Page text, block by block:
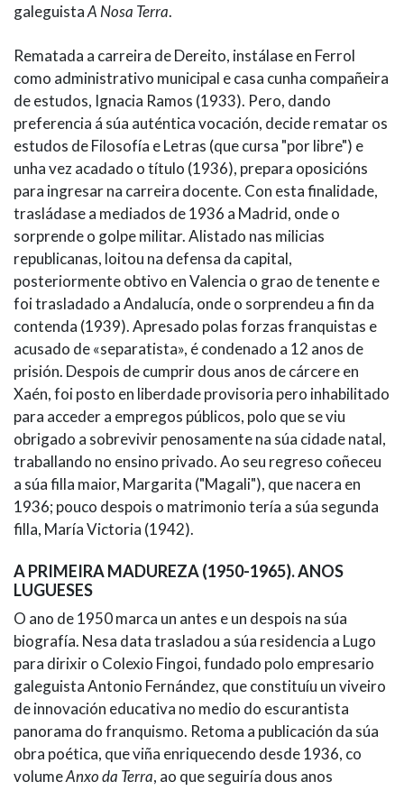
galeguistaA Nosa Terra.
Rematada a carreira de Dereito, instálase en Ferrol
como administrativo municipal e casa cunha compañeira
de estudos, Ignacia Ramos (1933). Pero, dando
preferencia á súa auténtica vocación, decide rematar os
estudos de Filosofía e Letras (que cursa "por libre") e
unha vez acadado o título (1936), prepara oposicións
para ingresar na carreira docente. Con esta finalidade,
trasládase a mediados de 1936 a Madrid, onde o
sorprende o golpe militar. Alistado nas milicias
republicanas, loitou na defensa da capital,
posteriormente obtivo en Valencia o grao de tenente e
foi trasladado a Andalucía, onde o sorprendeu a fin da
contenda (1939). Apresado polas forzas franquistas e
acusado de «separatista», é condenado a 12 anos de
prisión. Despois de cumprir dous anos de cárcere en
Xaén, foi posto en liberdade provisoria pero inhabilitado
para acceder a empregos públicos, polo que se viu
obrigado a sobrevivir penosamente na súa cidade natal,
traballando no ensino privado. Ao seu regreso coñeceu
a súa filla maior, Margarita ("Magali"), que nacera en
1936; pouco despois o matrimonio tería a súa segunda
filla, María Victoria (1942).
A PRIMEIRA MADUREZA (1950-1965). ANOS
LUGUESES
O ano de 1950 marca un antes e un despois na súa
biografía. Nesa data trasladou a súa residencia a Lugo
para dirixir o Colexio Fingoi, fundado polo empresario
galeguista Antonio Fernández, que constituíu un viveiro
de innovación educativa no medio do escurantista
panorama do franquismo. Retoma a publicación da súa
obra poética, que viña enriquecendo desde 1936, co
volumeAnxo da Terra, ao que seguiría dous anos